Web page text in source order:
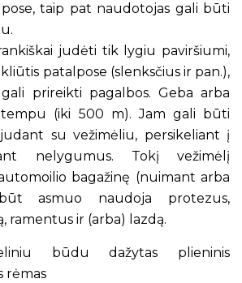
taip pat naudotojas gali būti
judėti tik lygiu paviršiumi,
patalpose (slenksčius ir pan.),
prireikti pagalbos. Geba arba
(iki 500 m). Jam gali būti
su vežimėliu, persikeliant į
nelygumus. Tokį vežimėlį
bagažinę (nuimant arba
asmuo naudoja protezus,
ramentus ir (arba) lazdą.
būdu dažytas plieninis
rėmas